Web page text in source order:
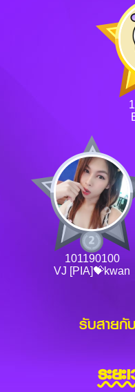
101190100
VJ [PIA]💝kwan
รับสายกั
ระย